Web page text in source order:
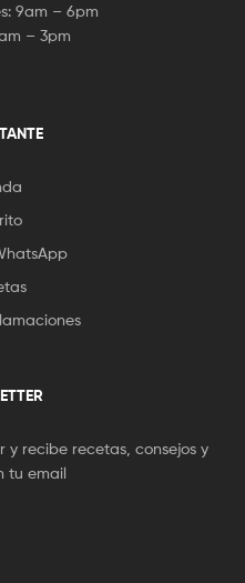
9am – 6pm
– 3pm
y recibe recetas, consejos y
tu email